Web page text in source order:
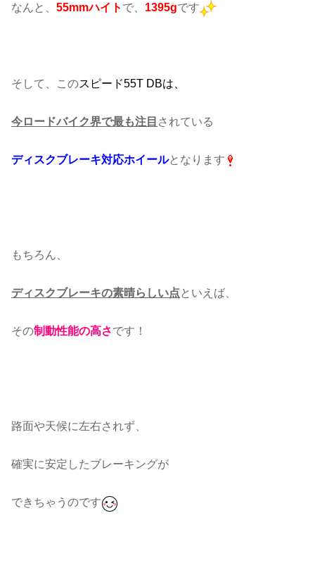
なんと、 55mmハイト で、 1395gです
そして、このスピード55T DBは、
今ロードバイク界で最も注目 されている
ディスクブレーキ対応ホイールとなります
もちろん、
ディスクブレーキの素晴らしい点 といえば、
その制動性能の高さです！
路面や天候に左右されず、
確実に安定したブレーキングが
できちゃうのです